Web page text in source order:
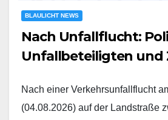
BLAULICHT NEWS
Nach Unfallflucht:
Unfallbeteiligten und
Nach einer Verkehrsunfallflucht
(04.08.2026) auf der Landstraße